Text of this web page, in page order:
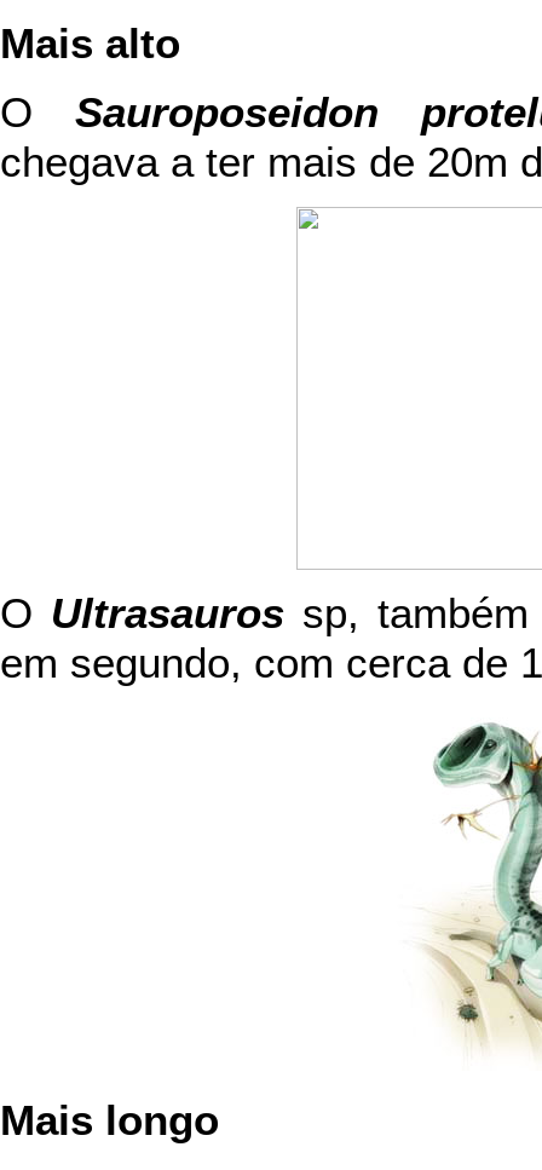
Mais alto
O Sauroposeidon
chegava a ter mais de 20m
O Ultrasauros sp,
em segundo, com cerca de
Mais longo